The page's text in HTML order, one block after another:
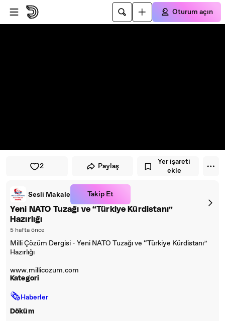
Oynatıcıya atla
Ana içeriğe atla
Oturum açın
2 Paylaş
Yer işareti
ekle
Sesli Makale Takip Et
Yeni NATO Tuzağı ve “Türkiye Kürdistanı”
Hazırlığı
5 hafta önce
Milli Çözüm Dergisi - Yeni NATO Tuzağı ve “Türkiye Kürdistanı”
Hazırlığı
www.millicozum.com
Kategori
🗞Haberler
Döküm